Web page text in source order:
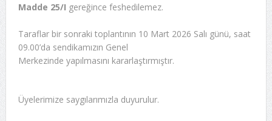
Madde 25/I gereğince feshedilemez.
Taraflar bir sonraki toplantının 10 Mart 2026 Salı günü, saat
09.00’da sendikamızın Genel
Merkezinde yapılmasını kararlaştırmıştır.
Üyelerimize saygılarımızla duyurulur.